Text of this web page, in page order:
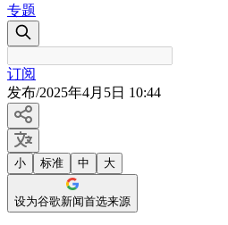
专题
订阅
发布/2025年4月5日 10:44
小 标准 中 大
设为谷歌新闻首选来源